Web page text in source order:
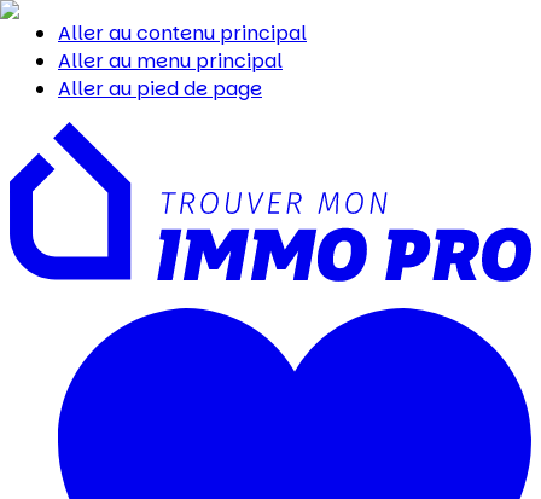
Aller au contenu principal
Aller au menu principal
Aller au pied de page